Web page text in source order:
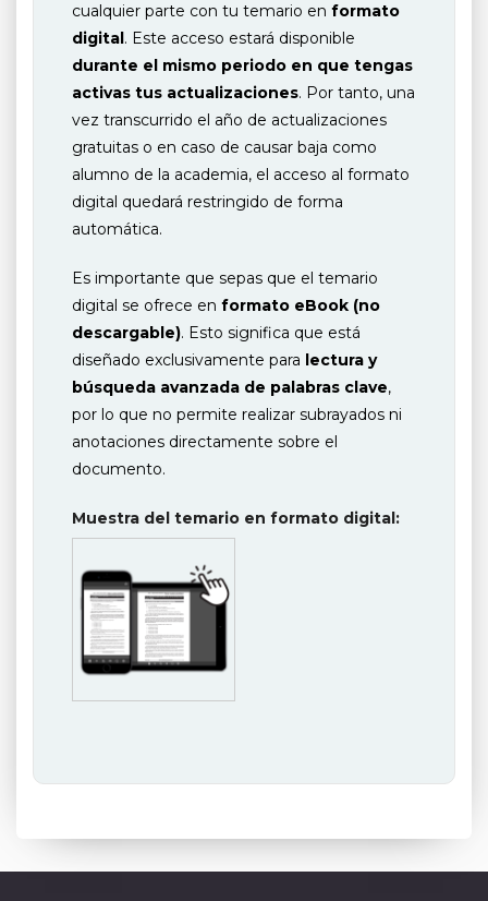
cualquier parte con tu temario en formato
digital. Este acceso estará disponible
durante el mismo periodo en que tengas
activas tus actualizaciones. Por tanto, una
vez transcurrido el año de actualizaciones
gratuitas o en caso de causar baja como
alumno de la academia, el acceso al formato
digital quedará restringido de forma
automática.
Es importante que sepas que el temario
digital se ofrece en formato eBook (no
descargable). Esto significa que está
diseñado exclusivamente para lectura y
búsqueda avanzada de palabras clave,
por lo que no permite realizar subrayados ni
anotaciones directamente sobre el
documento.
Muestra del temario en formato digital: